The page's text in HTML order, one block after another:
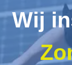
Wij